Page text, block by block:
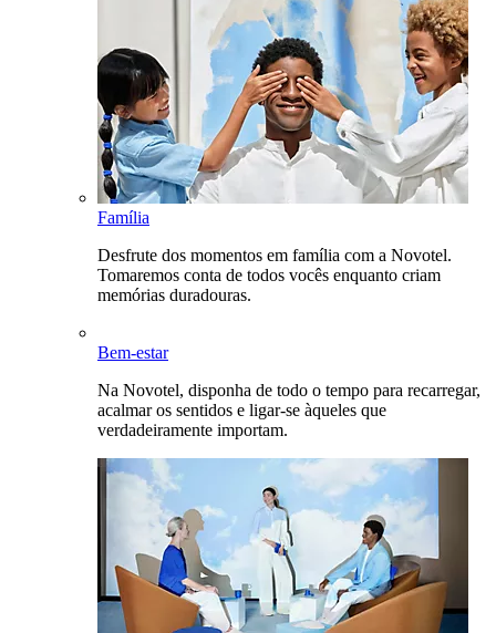
Família
Desfrute dos momentos em família com a Novotel.
Tomaremos conta de todos vocês enquanto criam
memórias duradouras.
Bem-estar
Na Novotel, disponha de todo o tempo para recarregar,
acalmar os sentidos e ligar-se àqueles que
verdadeiramente importam.